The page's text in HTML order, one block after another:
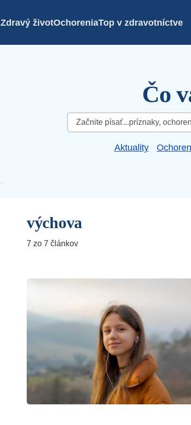
Zdravý životOchoreniaTop v zdravotníctve
Čo
Hľadať:
Aktuality
výchova
7 zo 7 článkov